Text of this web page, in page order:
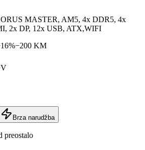
MASTER, AM5, 4x DDR5, 4x
2x DP, 12x USB, ATX,WIFI
16%−200KM
Brza narudžba
preostalo